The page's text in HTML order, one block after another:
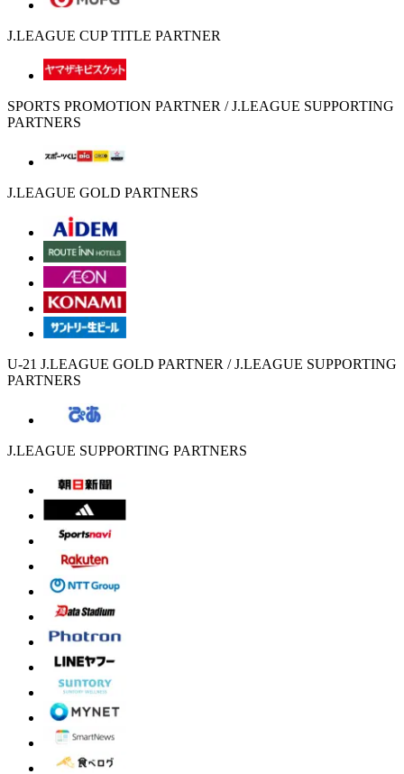
J.LEAGUE CUP TITLE PARTNER
SPORTS PROMOTION PARTNER / J.LEAGUE SUPPORTING
PARTNERS
J.LEAGUE GOLD PARTNERS
U-21 J.LEAGUE GOLD PARTNER / J.LEAGUE SUPPORTING
PARTNERS
J.LEAGUE SUPPORTING PARTNERS